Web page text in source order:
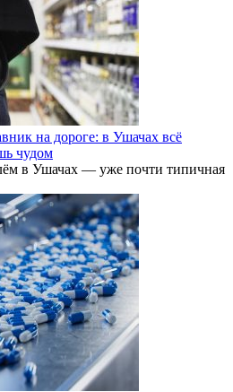
на дороге: в Ушачах всё
чудом
в Ушачах — уже почти типичная